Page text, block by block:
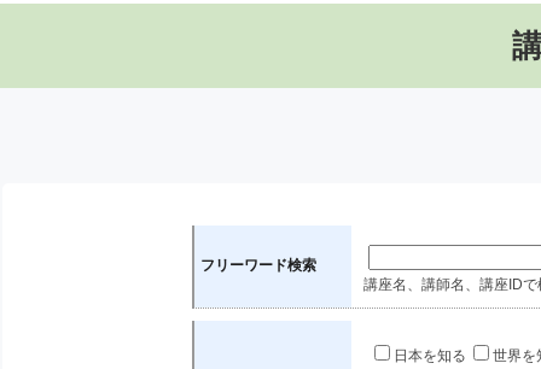
フリーワード検索
講座名、講師名、講座IDで
日本を知る
世界を